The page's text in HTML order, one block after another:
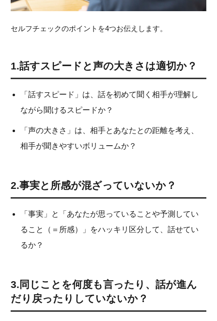
セルフチェックのポイントを4つお伝えします。
1.話すスピードと声の大きさは適切か？
「話すスピード」は、話を初めて聞く相手が理解し
ながら聞けるスピードか？
「声の大きさ」は、相手とあなたとの距離を考え、
相手が聞きやすいボリュームか？
2.事実と所感が混ざっていないか？
「事実」と「あなたが思っていることや予測してい
ること（＝所感）」をハッキリ区分して、話せてい
るか？
3.同じことを何度も言ったり、話が進ん
だり戻ったりしていないか？